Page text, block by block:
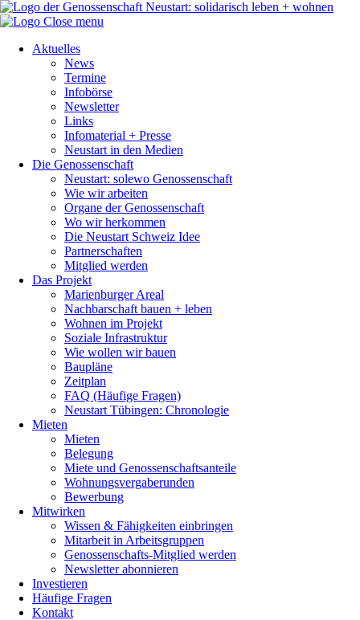
Close menu
Aktuelles
News
Termine
Infobörse
Newsletter
Links
Infomaterial + Presse
Neustart in den Medien
Die Genossenschaft
Neustart: solewo Genossenschaft
Wie wir arbeiten
Organe der Genossenschaft
Wo wir herkommen
Die Neustart Schweiz Idee
Partnerschaften
Mitglied werden
Das Projekt
Marienburger Areal
Nachbarschaft bauen + leben
Wohnen im Projekt
Soziale Infrastruktur
Wie wollen wir bauen
Baupläne
Zeitplan
FAQ (Häufige Fragen)
Neustart Tübingen: Chronologie
Mieten
Mieten
Belegung
Miete und Genossenschaftsanteile
Wohnungsvergaberunden
Bewerbung
Mitwirken
Wissen & Fähigkeiten einbringen
Mitarbeit in Arbeitsgruppen
Genossenschafts-Mitglied werden
Newsletter abonnieren
Investieren
Häufige Fragen
Kontakt